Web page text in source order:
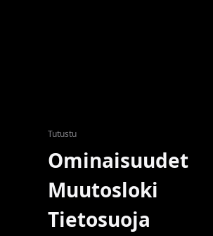
Tutustu
Ominaisuudet
Muutosloki
Tietosuoja